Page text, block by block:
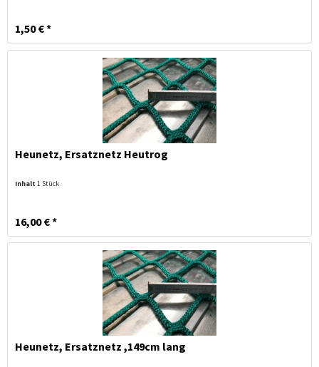
1,50 € *
Heunetz, Ersatznetz Heutrog
Inhalt1 Stück
16,00 € *
Heunetz, Ersatznetz ,149cm lang